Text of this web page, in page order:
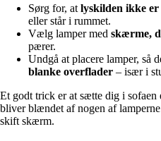
Sørg for, atlyskilden ikke
eller står i rummet.
Vælg lamper med skærme,
pærer.
Undgå at placere lamper, så
blanke overflader – især i
Et godt trick er at sætte dig i sofaen
bliver blændet af nogen af
skift skærm.